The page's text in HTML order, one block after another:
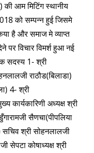
आम मिटिंग स्थानीय
को सम्पन्न हुई जिसमे
है और समाज मे व्याप्त
पर विचार विमर्श हुआ नई
सदस्य 1- श्री
राठौड(बिलाडा)
4- श्री
कार्यकारिणी अध्यक्ष श्री
सैणचा(पीपलिया
सचिव श्री सोहनलालजी
सेपटा कोषाध्यक्ष श्री